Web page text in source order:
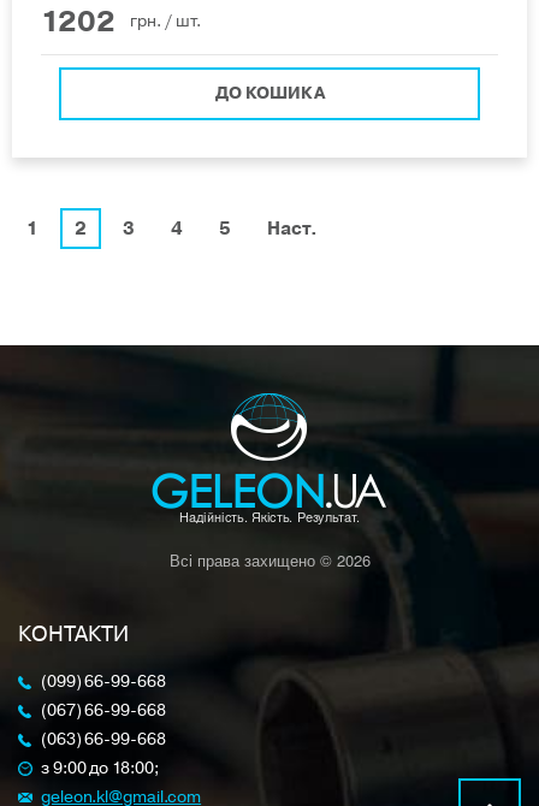
1202 грн. / шт.
ДО КОШИКА
1 2 3 4 5 Наст.
Всі права захищено © 2026
КОНТАКТИ
(099) 66-99-668
(067) 66-99-668
(063) 66-99-668
з 9:00 до 18:00;
geleon.kl@gmail.com